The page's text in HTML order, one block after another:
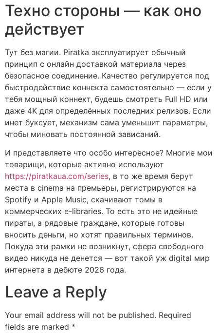
Техно стороны — как оно
действует
Тут без магии. Piratka эксплуатирует обычный
принцип с онлайн доставкой материала через
безопасное соединение. Качество регулируется под
быстродействие коннекта самостоятельно — если у
тебя мощный коннект, будешь смотреть Full HD или
даже 4K для определённых последних релизов. Если
инет буксует, механизм сама уменьшит параметры,
чтобы миновать постоянной зависаний.
И представляете что особо интересное? Многие мои
товарищи, которые активно используют
https://piratkaua.com/series, в то же время берут
места в cinema на премьеры, регистрируются на
Spotify и Apple Music, скачивают томы в
коммерческих e-libraries. То есть это не идейные
пираты, а рядовые граждане, которые готовы
вносить деньги, но хотят правильных терминов.
Покуда эти рамки не возникнут, сфера свободного
видео никуда не денется — вот такой уж digital мир
интернета в дебюте 2026 года.
Leave a Reply
Your email address will not be published. Required
fields are marked *